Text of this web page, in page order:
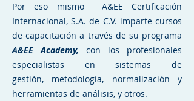
Por eso mismo A&EE Certificación
Internacional, S.A. de C.V. imparte cursos
de capacitación a través de su programa
A&EE Academy, con los profesionales
especialistas en sistemas de
gestión, metodología, normalización y
herramientas de análisis, y otros.